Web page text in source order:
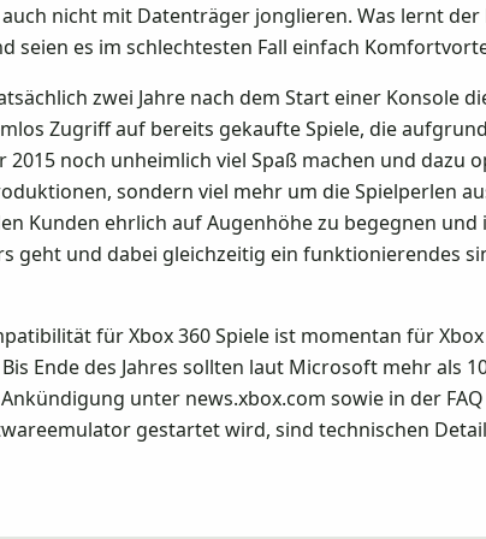
nicht mit Datenträger jonglieren. Was lernt
seien es im schlechtesten Fall einfach
zwei Jahre nach dem Start einer Konsole
Zugriff auf bereits gekaufte Spiele, die
2015 noch unheimlich viel Spaß machen und
sondern viel mehr um die Spielperlen
Kunden ehrlich auf Augenhöhe zu begegnen
geht und dabei gleichzeitig ein funktionierendes
für Xbox 360 Spiele ist momentan für
Ende des Jahres sollten laut Microsoft mehr als
unter news.xbox.com sowie in der
gestartet wird, sind technischen